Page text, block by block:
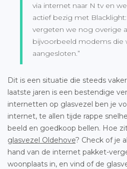
via internet naar N tv en
actief bezig met
vergeten we nog overige
bijvoorbeeld modems die
aangesloten.”
Dit is een situatie die steeds
laatste jaren is een bestendige
internetten op glasvezel ben je
internet, te allen tijde rappe
beeld en goedkoop bellen. Hoe
glasvezel Oldehove? Check of je
hand van de internet pakket-
woonplaats in, en vind of de